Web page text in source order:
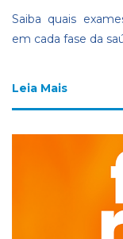
Saiba quais
em cada fase da
Leia Mais